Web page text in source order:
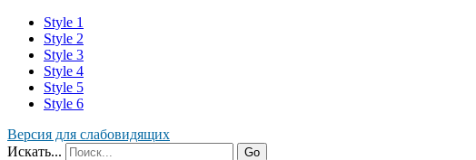
Style 1
Style 2
Style 3
Style 4
Style 5
Style 6
Версия для слабовидящих
Искать...
Go